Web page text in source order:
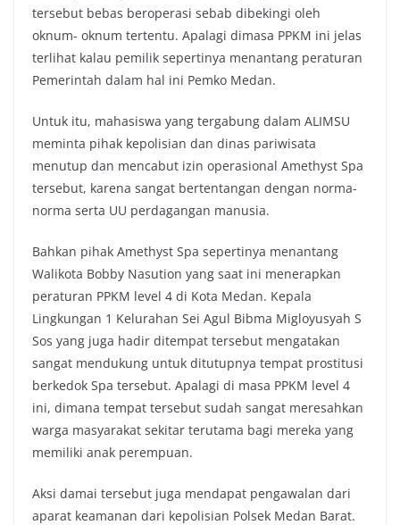
tersebut bebas beroperasi sebab dibekingi oleh
oknum- oknum tertentu. Apalagi dimasa PPKM ini jelas
terlihat kalau pemilik sepertinya menantang peraturan
Pemerintah dalam hal ini Pemko Medan.
Untuk itu, mahasiswa yang tergabung dalam ALIMSU
meminta pihak kepolisian dan dinas pariwisata
menutup dan mencabut izin operasional Amethyst Spa
tersebut, karena sangat bertentangan dengan norma-
norma serta UU perdagangan manusia.
Bahkan pihak Amethyst Spa sepertinya menantang
Walikota Bobby Nasution yang saat ini menerapkan
peraturan PPKM level 4 di Kota Medan. Kepala
Lingkungan 1 Kelurahan Sei Agul Bibma Migloyusyah S
Sos yang juga hadir ditempat tersebut mengatakan
sangat mendukung untuk ditutupnya tempat prostitusi
berkedok Spa tersebut. Apalagi di masa PPKM level 4
ini, dimana tempat tersebut sudah sangat meresahkan
warga masyarakat sekitar terutama bagi mereka yang
memiliki anak perempuan.
Aksi damai tersebut juga mendapat pengawalan dari
aparat keamanan dari kepolisian Polsek Medan Barat.